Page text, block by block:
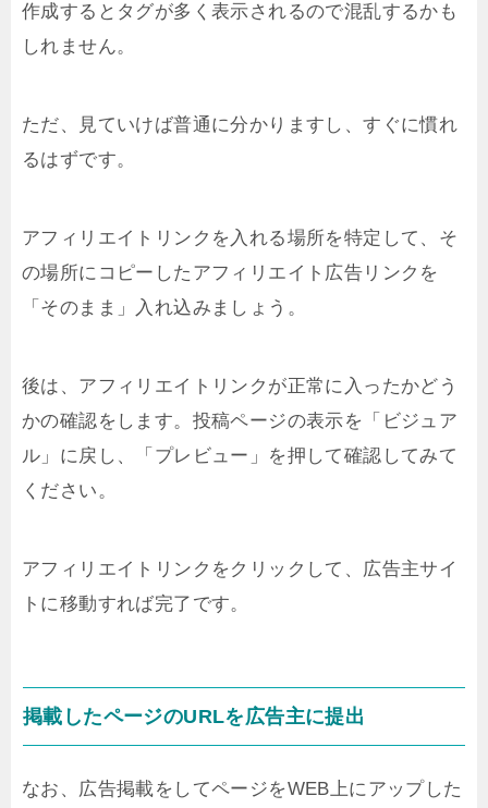
作成するとタグが多く表示されるので混乱するかも
しれません。
ただ、見ていけば普通に分かりますし、すぐに慣れ
るはずです。
アフィリエイトリンクを入れる場所を特定して、そ
の場所にコピーしたアフィリエイト広告リンクを
「そのまま」入れ込みましょう。
後は、アフィリエイトリンクが正常に入ったかどう
かの確認をします。投稿ページの表示を「ビジュア
ル」に戻し、「プレビュー」を押して確認してみて
ください。
アフィリエイトリンクをクリックして、広告主サイ
トに移動すれば完了です。
掲載したページのURLを広告主に提出
なお、広告掲載をしてページをWEB上にアップした